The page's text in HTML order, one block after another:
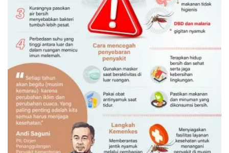
Waspadai penyakit saat musim
kemarau